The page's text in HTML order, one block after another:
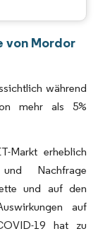
von Mordor
während
mehr als 5%
Markt erheblich
Nachfrage
und auf den
auf
19 hat zu